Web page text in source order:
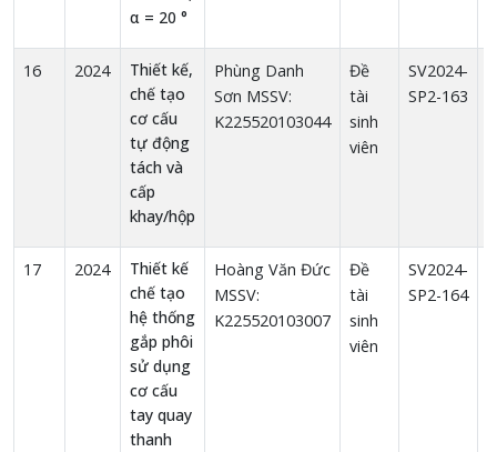
α = 20 °
16 2024
Thiết kế,
chế tạo
cơ cấu
tự động
tách và
cấp
khay/hộp
Phùng Danh
Sơn MSSV:
K225520103044
Đề
tài
sinh
viên
SV2024-
SP2-163
17 2024
Thiết kế
chế tạo
hệ thống
gắp phôi
sử dụng
cơ cấu
tay quay
thanh
Hoàng Văn Đức
MSSV:
K225520103007
Đề
tài
sinh
viên
SV2024-
SP2-164